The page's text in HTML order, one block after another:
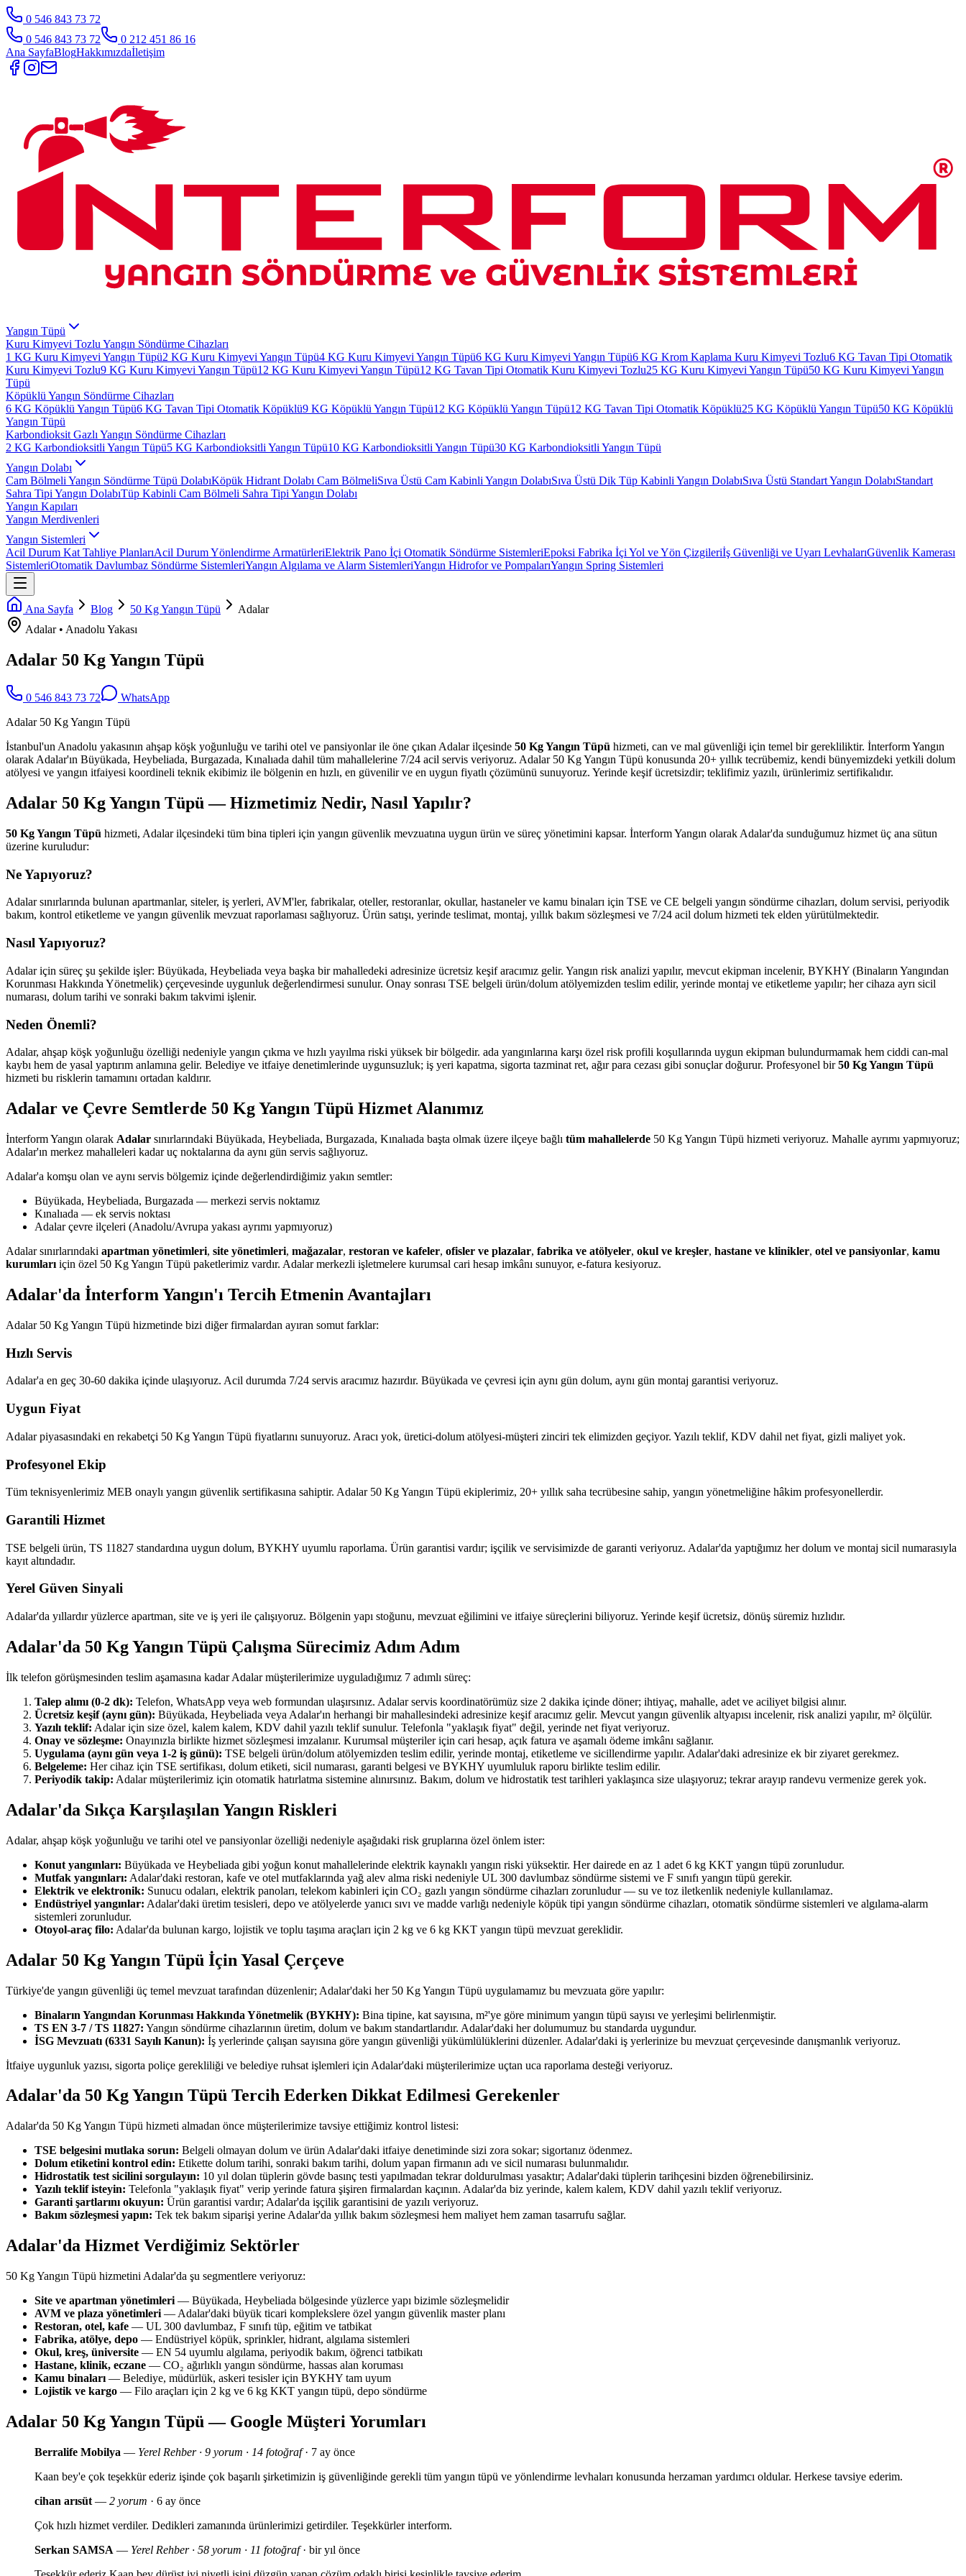
0 546 843 73 72
0 546 843 73 72
0 212 451 86 16
Ana SayfaBlogHakkımızdaİletişim
Yangın Tüpü
Kuru Kimyevi Tozlu Yangın Söndürme Cihazları
1 KG Kuru Kimyevi Yangın Tüpü2 KG Kuru Kimyevi Yangın Tüpü4 KG Kuru Kimyevi Yangın Tüpü6 KG Kuru Kimyevi Yangın Tüpü6 KG Krom Kaplama Kuru Kimyevi Tozlu6 KG Tavan Tipi Otomatik
Kuru Kimyevi Tozlu9 KG Kuru Kimyevi Yangın Tüpü12 KG Kuru Kimyevi Yangın Tüpü12 KG Tavan Tipi Otomatik Kuru Kimyevi Tozlu25 KG Kuru Kimyevi Yangın Tüpü50 KG Kuru Kimyevi Yangın
Tüpü
Köpüklü Yangın Söndürme Cihazları
6 KG Köpüklü Yangın Tüpü6 KG Tavan Tipi Otomatik Köpüklü9 KG Köpüklü Yangın Tüpü12 KG Köpüklü Yangın Tüpü12 KG Tavan Tipi Otomatik Köpüklü25 KG Köpüklü Yangın Tüpü50 KG Köpüklü
Yangın Tüpü
Karbondioksit Gazlı Yangın Söndürme Cihazları
2 KG Karbondioksitli Yangın Tüpü5 KG Karbondioksitli Yangın Tüpü10 KG Karbondioksitli Yangın Tüpü30 KG Karbondioksitli Yangın Tüpü
Yangın Dolabı
Cam Bölmeli Yangın Söndürme Tüpü DolabıKöpük Hidrant Dolabı Cam BölmeliSıva Üstü Cam Kabinli Yangın DolabıSıva Üstü Dik Tüp Kabinli Yangın DolabıSıva Üstü Standart Yangın DolabıStandart
Sahra Tipi Yangın DolabıTüp Kabinli Cam Bölmeli Sahra Tipi Yangın Dolabı
Yangın Kapıları
Yangın Merdivenleri
Yangın Sistemleri
Acil Durum Kat Tahliye PlanlarıAcil Durum Yönlendirme ArmatürleriElektrik Pano İçi Otomatik Söndürme SistemleriEpoksi Fabrika İçi Yol ve Yön Çizgileriİş Güvenliği ve Uyarı LevhalarıGüvenlik Kamerası
SistemleriOtomatik Davlumbaz Söndürme SistemleriYangın Algılama ve Alarm SistemleriYangın Hidrofor ve PompalarıYangın Spring Sistemleri
Ana Sayfa Blog 50 Kg Yangın Tüpü
Adalar
Adalar• Anadolu Yakası
Adalar 50 Kg Yangın Tüpü
0 546 843 73 72
WhatsApp
Adalar 50 Kg Yangın Tüpü
İstanbul'un Anadolu yakasının ahşap köşk yoğunluğu ve tarihi otel ve pansiyonlar ile öne çıkan Adalar ilçesinde 50 Kg Yangın Tüpü hizmeti, can ve mal güvenliği için temel bir gerekliliktir. İnterform Yangın
olarak Adalar'ın Büyükada, Heybeliada, Burgazada, Kınalıada dahil tüm mahallelerine 7/24 acil servis veriyoruz. Adalar 50 Kg Yangın Tüpü konusunda 20+ yıllık tecrübemiz, kendi bünyemizdeki yetkili dolum
atölyesi ve yangın itfaiyesi koordineli teknik ekibimiz ile bölgenin en hızlı, en güvenilir ve en uygun fiyatlı çözümünü sunuyoruz. Yerinde keşif ücretsizdir; teklifimiz yazılı, ürünlerimiz sertifikalıdır.
Adalar 50 Kg Yangın Tüpü — Hizmetimiz Nedir, Nasıl Yapılır?
50 Kg Yangın Tüpü hizmeti, Adalar ilçesindeki tüm bina tipleri için yangın güvenlik mevzuatına uygun ürün ve süreç yönetimini kapsar. İnterform Yangın olarak Adalar'da sunduğumuz hizmet üç ana sütun
üzerine kuruludur:
Ne Yapıyoruz?
Adalar sınırlarında bulunan apartmanlar, siteler, iş yerleri, AVM'ler, fabrikalar, oteller, restoranlar, okullar, hastaneler ve kamu binaları için TSE ve CE belgeli yangın söndürme cihazları, dolum servisi, periyodik
bakım, kontrol etiketleme ve yangın güvenlik mevzuat raporlaması sağlıyoruz. Ürün satışı, yerinde teslimat, montaj, yıllık bakım sözleşmesi ve 7/24 acil dolum hizmeti tek elden yürütülmektedir.
Nasıl Yapıyoruz?
Adalar için süreç şu şekilde işler: Büyükada, Heybeliada veya başka bir mahalledeki adresinize ücretsiz keşif aracımız gelir. Yangın risk analizi yapılır, mevcut ekipman incelenir, BYKHY (Binaların Yangından
Korunması Hakkında Yönetmelik) çerçevesinde uygunluk değerlendirmesi sunulur. Onay sonrası TSE belgeli ürün/dolum atölyemizden teslim edilir, yerinde montaj ve etiketleme yapılır; her cihaza ayrı sicil
numarası, dolum tarihi ve sonraki bakım takvimi işlenir.
Neden Önemli?
Adalar, ahşap köşk yoğunluğu özelliği nedeniyle yangın çıkma ve hızlı yayılma riski yüksek bir bölgedir. ada yangınlarına karşı özel risk profili koşullarında uygun ekipman bulundurmamak hem ciddi can-mal
kaybı hem de yasal yaptırım anlamına gelir. Belediye ve itfaiye denetimlerinde uygunsuzluk; iş yeri kapatma, sigorta tazminat ret, ağır para cezası gibi sonuçlar doğurur. Profesyonel bir50 Kg Yangın Tüpü
hizmeti bu risklerin tamamını ortadan kaldırır.
Adalar ve Çevre Semtlerde 50 Kg Yangın Tüpü Hizmet Alanımız
İnterform Yangın olarak Adalar sınırlarındaki Büyükada, Heybeliada, Burgazada, Kınalıada başta olmak üzere ilçeye bağlı tüm mahallelerde 50 Kg Yangın Tüpü hizmeti veriyoruz. Mahalle ayrımı yapmıyoruz;
Adalar'ın merkez mahalleleri kadar uç noktalarına da aynı gün servis sağlıyoruz.
Adalar'a komşu olan ve aynı servis bölgemiz içinde değerlendirdiğimiz yakın semtler:
Büyükada, Heybeliada, Burgazada — merkezi servis noktamız
Kınalıada — ek servis noktası
Adalar çevre ilçeleri (Anadolu/Avrupa yakası ayrımı yapmıyoruz)
Adalar sınırlarındaki apartman yönetimleri, site yönetimleri, mağazalar, restoran ve kafeler, ofisler ve plazalar, fabrika ve atölyeler, okul ve kreşler, hastane ve klinikler, otel ve pansiyonlar, kamu
kurumları için özel 50 Kg Yangın Tüpü paketlerimiz vardır. Adalar merkezli işletmelere kurumsal cari hesap imkânı sunuyor, e-fatura kesiyoruz.
Adalar'da İnterform Yangın'ı Tercih Etmenin Avantajları
Adalar 50 Kg Yangın Tüpü hizmetinde bizi diğer firmalardan ayıran somut farklar:
Hızlı Servis
Adalar'a en geç 30-60 dakika içinde ulaşıyoruz. Acil durumda 7/24 servis aracımız hazırdır. Büyükada ve çevresi için aynı gün dolum, aynı gün montaj garantisi veriyoruz.
Uygun Fiyat
Adalar piyasasındaki en rekabetçi 50 Kg Yangın Tüpü fiyatlarını sunuyoruz. Aracı yok, üretici-dolum atölyesi-müşteri zinciri tek elimizden geçiyor. Yazılı teklif, KDV dahil net fiyat, gizli maliyet yok.
Profesyonel Ekip
Tüm teknisyenlerimiz MEB onaylı yangın güvenlik sertifikasına sahiptir. Adalar 50 Kg Yangın Tüpü ekiplerimiz, 20+ yıllık saha tecrübesine sahip, yangın yönetmeliğine hâkim profesyonellerdir.
Garantili Hizmet
TSE belgeli ürün, TS 11827 standardına uygun dolum, BYKHY uyumlu raporlama. Ürün garantisi vardır; işçilik ve servisimizde de garanti veriyoruz. Adalar'da yaptığımız her dolum ve montaj sicil numarasıyla
kayıt altındadır.
Yerel Güven Sinyali
Adalar'da yıllardır yüzlerce apartman, site ve iş yeri ile çalışıyoruz. Bölgenin yapı stoğunu, mevzuat eğilimini ve itfaiye süreçlerini biliyoruz. Yerinde keşif ücretsiz, dönüş süremiz hızlıdır.
Adalar'da 50 Kg Yangın Tüpü Çalışma Sürecimiz Adım Adım
İlk telefon görüşmesinden teslim aşamasına kadar Adalar müşterilerimize uyguladığımız 7 adımlı süreç:
Talep alımı (0-2 dk): Telefon, WhatsApp veya web formundan ulaşırsınız. Adalar servis koordinatörümüz size 2 dakika içinde döner; ihtiyaç, mahalle, adet ve aciliyet bilgisi alınır.
Ücretsiz keşif (aynı gün): Büyükada, Heybeliada veya Adalar'ın herhangi bir mahallesindeki adresinize keşif aracımız gelir. Mevcut yangın güvenlik altyapısı incelenir, risk analizi yapılır, m² ölçülür.
Yazılı teklif: Adalar için size özel, kalem kalem, KDV dahil yazılı teklif sunulur. Telefonla "yaklaşık fiyat" değil, yerinde net fiyat veriyoruz.
Onay ve sözleşme: Onayınızla birlikte hizmet sözleşmesi imzalanır. Kurumsal müşteriler için cari hesap, açık fatura ve aşamalı ödeme imkânı sağlanır.
Uygulama (aynı gün veya 1-2 iş günü): TSE belgeli ürün/dolum atölyemizden teslim edilir, yerinde montaj, etiketleme ve sicillendirme yapılır. Adalar'daki adresinize ek bir ziyaret gerekmez.
Belgeleme: Her cihaz için TSE sertifikası, dolum etiketi, sicil numarası, garanti belgesi ve BYKHY uyumluluk raporu birlikte teslim edilir.
Periyodik takip: Adalar müşterilerimiz için otomatik hatırlatma sistemine alınırsınız. Bakım, dolum ve hidrostatik test tarihleri yaklaşınca size ulaşıyoruz; tekrar arayıp randevu vermenize gerek yok.
Adalar'da Sıkça Karşılaşılan Yangın Riskleri
Adalar, ahşap köşk yoğunluğu ve tarihi otel ve pansiyonlar özelliği nedeniyle aşağıdaki risk gruplarına özel önlem ister:
Konut yangınları: Büyükada ve Heybeliada gibi yoğun konut mahallelerinde elektrik kaynaklı yangın riski yüksektir. Her dairede en az 1 adet 6 kg KKT yangın tüpü zorunludur.
Mutfak yangınları: Adalar'daki restoran, kafe ve otel mutfaklarında yağ alev alma riski nedeniyle UL 300 davlumbaz söndürme sistemi ve F sınıfı yangın tüpü gerekir.
Elektrik ve elektronik: Sunucu odaları, elektrik panoları, telekom kabinleri için CO₂ gazlı yangın söndürme cihazları zorunludur — su ve toz iletkenlik nedeniyle kullanılamaz.
Endüstriyel yangınlar: Adalar'daki üretim tesisleri, depo ve atölyelerde yanıcı sıvı ve madde varlığı nedeniyle köpük tipi yangın söndürme cihazları, otomatik söndürme sistemleri ve algılama-alarm
sistemleri zorunludur.
Otoyol-araç filo: Adalar'da bulunan kargo, lojistik ve toplu taşıma araçları için 2 kg ve 6 kg KKT yangın tüpü mevzuat gereklidir.
Adalar 50 Kg Yangın Tüpü İçin Yasal Çerçeve
Türkiye'de yangın güvenliği üç temel mevzuat tarafından düzenlenir; Adalar'daki her 50 Kg Yangın Tüpü uygulamamız bu mevzuata göre yapılır:
Binaların Yangından Korunması Hakkında Yönetmelik (BYKHY): Bina tipine, kat sayısına, m²'ye göre minimum yangın tüpü sayısı ve yerleşimi belirlenmiştir.
TS EN 3-7 / TS 11827: Yangın söndürme cihazlarının üretim, dolum ve bakım standartlarıdır. Adalar'daki her dolumumuz bu standarda uygundur.
İSG Mevzuatı (6331 Sayılı Kanun): İş yerlerinde çalışan sayısına göre yangın güvenliği yükümlülüklerini düzenler. Adalar'daki iş yerlerinize bu mevzuat çerçevesinde danışmanlık veriyoruz.
İtfaiye uygunluk yazısı, sigorta poliçe gerekliliği ve belediye ruhsat işlemleri için Adalar'daki müşterilerimize uçtan uca raporlama desteği veriyoruz.
Adalar'da 50 Kg Yangın Tüpü Tercih Ederken Dikkat Edilmesi Gerekenler
Adalar'da 50 Kg Yangın Tüpü hizmeti almadan önce müşterilerimize tavsiye ettiğimiz kontrol listesi:
TSE belgesini mutlaka sorun: Belgeli olmayan dolum ve ürün Adalar'daki itfaiye denetiminde sizi zora sokar; sigortanız ödenmez.
Dolum etiketini kontrol edin: Etikette dolum tarihi, sonraki bakım tarihi, dolum yapan firmanın adı ve sicil numarası bulunmalıdır.
Hidrostatik test sicilini sorgulayın: 10 yıl dolan tüplerin gövde basınç testi yapılmadan tekrar doldurulması yasaktır; Adalar'daki tüplerin tarihçesini bizden öğrenebilirsiniz.
Yazılı teklif isteyin: Telefonla "yaklaşık fiyat" verip yerinde fatura şişiren firmalardan kaçının. Adalar'da biz yerinde, kalem kalem, KDV dahil yazılı teklif veriyoruz.
Garanti şartlarını okuyun: Ürün garantisi vardır; Adalar'da işçilik garantisini de yazılı veriyoruz.
Bakım sözleşmesi yapın: Tek tek bakım siparişi yerine Adalar'da yıllık bakım sözleşmesi hem maliyet hem zaman tasarrufu sağlar.
Adalar'da Hizmet Verdiğimiz Sektörler
50 Kg Yangın Tüpü hizmetini Adalar'da şu segmentlere veriyoruz:
Site ve apartman yönetimleri — Büyükada, Heybeliada bölgesinde yüzlerce yapı bizimle sözleşmelidir
AVM ve plaza yönetimleri — Adalar'daki büyük ticari komplekslere özel yangın güvenlik master planı
Restoran, otel, kafe — UL 300 davlumbaz, F sınıfı tüp, eğitim ve tatbikat
Fabrika, atölye, depo — Endüstriyel köpük, sprinkler, hidrant, algılama sistemleri
Okul, kreş, üniversite — EN 54 uyumlu algılama, periyodik bakım, öğrenci tatbikatı
Hastane, klinik, eczane — CO₂ ağırlıklı yangın söndürme, hassas alan koruması
Kamu binaları — Belediye, müdürlük, askeri tesisler için BYKHY tam uyum
Lojistik ve kargo — Filo araçları için 2 kg ve 6 kg KKT yangın tüpü, depo söndürme
Adalar 50 Kg Yangın Tüpü — Google Müşteri Yorumları
Berralife Mobilya — Yerel Rehber · 9 yorum · 14 fotoğraf· 7 ay önce
Kaan bey'e çok teşekkür ederiz işinde çok başarılı şirketimizin iş güvenliğinde gerekli tüm yangın tüpü ve yönlendirme levhaları konusunda herzaman yardımcı oldular. Herkese tavsiye ederim.
cihan arısüt — 2 yorum · 6 ay önce
Çok hızlı hizmet verdiler. Dedikleri zamanında ürünlerimizi getirdiler. Teşekkürler interform.
Serkan SAMSA — Yerel Rehber · 58 yorum · 11 fotoğraf· bir yıl önce